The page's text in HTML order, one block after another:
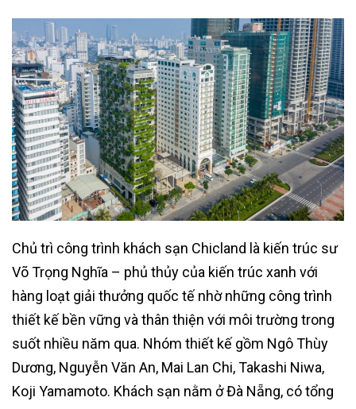
Chủ trì công trình khách sạn Chicland là kiến trúc sư
Võ Trọng Nghĩa – phủ thủy của kiến trúc xanh với
hàng loạt giải thưởng quốc tế nhờ những công trình
thiết kế bền vững và thân thiện với môi trường trong
suốt nhiều năm qua. Nhóm thiết kế gồm Ngô Thùy
Dương, Nguyễn Văn An, Mai Lan Chi, Takashi Niwa,
Koji Yamamoto. Khách sạn nằm ở Đà Nẵng, có tổng